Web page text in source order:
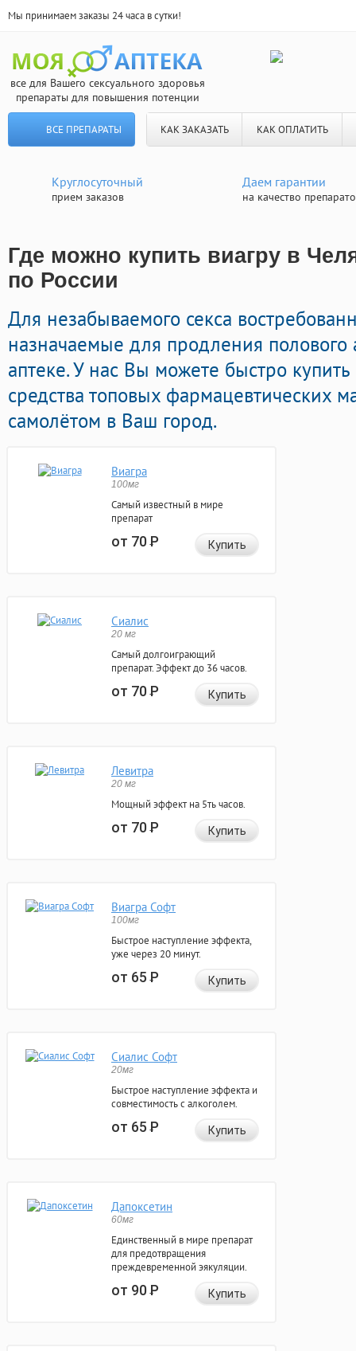
Мы принимаем заказы 24 часа в сутки!
все для Вашего сексуального здоровья
препараты для повышения потенции
ВСЕ ПРЕПАРАТЫ КАК ЗАКАЗАТЬ КАК ОПЛАТИТЬ
Круглосуточный
прием заказов
Даем гарантии
на качество
Где можно купить виагру в
по России
Для незабываемого секса
назначаемые для продления полового
аптеке. У нас Вы можете быстро
средства топовых фармацевтических
самолётом в Ваш город.
Виагра
100мг
Самый известный в мире
препарат
от 70Р Купить
Сиалис
20 мг
Самый долгоиграющий
препарат. Эффект до 36 часов.
от 70Р Купить
Левитра
20 мг
Мощный эффект на 5ть часов.
от 70Р Купить
Виагра Софт
100мг
Быстрое наступление эффекта,
уже через 20 минут.
от 65Р Купить
Сиалис Софт
20мг
Быстрое наступление эффекта и
совместимость с алкоголем.
от 65Р Купить
Дапоксетин
60мг
Единственный в мире препарат
для предотвращения
преждевременной эякуляции.
от 90Р Купить